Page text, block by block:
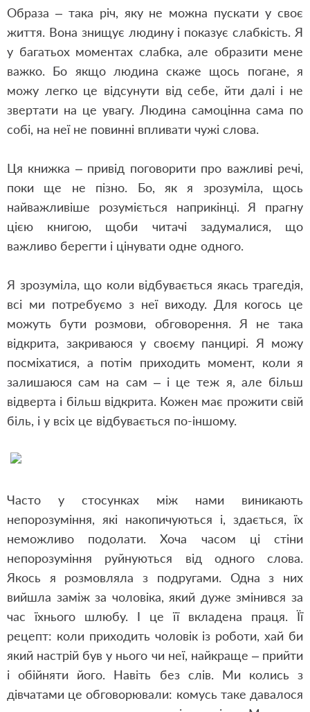
Образа – така річ, яку не можна пускати у своє
життя. Вона знищує людину і показує слабкість. Я
у багатьох моментах слабка, але образити мене
важко. Бо якщо людина скаже щось погане, я
можу легко це відсунути від себе, йти далі і не
звертати на це увагу. Людина самоцінна сама по
собі, на неї не повинні впливати чужі слова.
Ця книжка – привід поговорити про важливі речі,
поки ще не пізно. Бо, як я зрозуміла, щось
найважливіше розуміється наприкінці. Я прагну
цією книгою, щоби читачі задумалися, що
важливо берегти і цінувати одне одного.
Я зрозуміла, що коли відбувається якась трагедія,
всі ми потребуємо з неї виходу. Для когось це
можуть бути розмови, обговорення. Я не така
відкрита, закриваюся у своєму панцирі. Я можу
посміхатися, а потім приходить момент, коли я
залишаюся сам на сам – і це теж я, але більш
відверта і більш відкрита. Кожен має прожити свій
біль, і у всіх це відбувається по-іншому.
Часто у стосунках між нами виникають
непорозуміння, які накопичуються і, здається, їх
неможливо подолати. Хоча часом ці стіни
непорозуміння руйнуються від одного слова.
Якось я розмовляла з подругами. Одна з них
вийшла заміж за чоловіка, який дуже змінився за
час їхнього шлюбу. І це її вкладена праця. Її
рецепт: коли приходить чоловік із роботи, хай би
який настрій був у нього чи неї, найкраще – прийти
і обійняти його. Навіть без слів. Ми колись з
дівчатами це обговорювали: комусь таке давалося